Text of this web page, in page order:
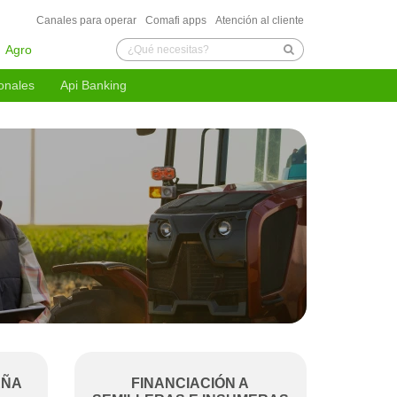
Canales para operar Comafi apps Atención al cliente
Agro
tu empresa
Pagos desde y hacia el Exterior
BCRA
Api Banking
FINANCIACIÓN A